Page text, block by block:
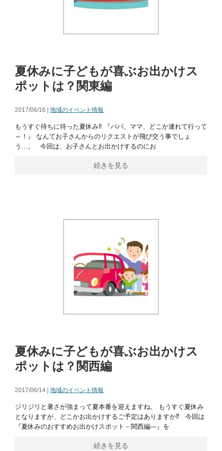
夏休みに子どもが喜ぶお出かけス
ポットは？関東編
2017/06/16 | 地域のイベント情報
もうすぐ待ちに待った夏休み‼ 『パパ、ママ、どこか連れて行って
～！』 なんてお子さんからのリクエストが飛び交う事でしょ
う…。 今回は、お子さんとお出かけするのにお
続きを見る
夏休みに子どもが喜ぶお出かけス
ポットは？関西編
2017/06/14 | 地域のイベント情報
ジリジリと暑さが強まって夏本番を迎えますね。 もうすぐ夏休み
となりますが、どこかお出かけするご予定はありますか⁇ 今回は
『夏休みのおすすめお出かけスポット－関西編―』を
続きを見る